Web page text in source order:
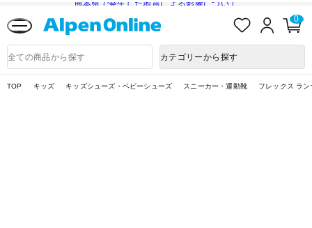
熊本県で発生した地震による影響について
入
ロ
ン
0
品
検
カテゴリーから探す
TOP キッズ キッズシューズ・ベビーシューズ スニーカー・運動靴 フレックス ラ